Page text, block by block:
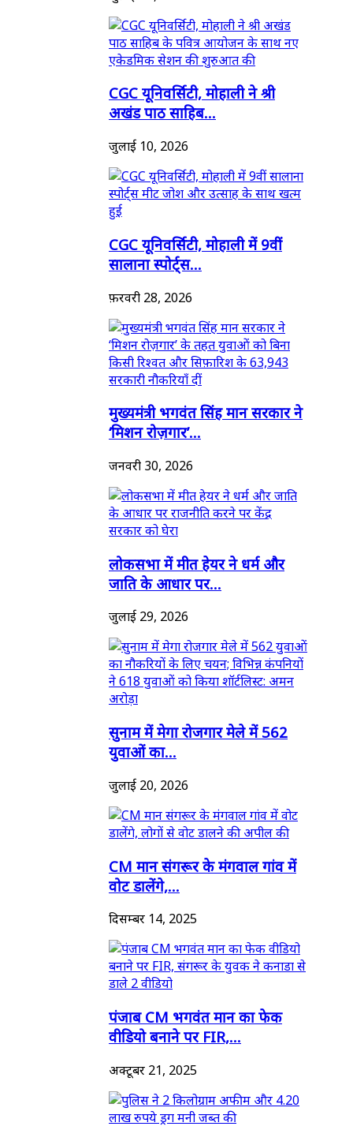
CGC यूनिवर्सिटी, मोहाली ने श्री
अखंड पाठ साहिब...
जुलाई 10, 2026
CGC यूनिवर्सिटी, मोहाली में 9वीं
सालाना स्पोर्ट्स...
फ़रवरी 28, 2026
मुख्यमंत्री भगवंत सिंह मान सरकार ने
‘मिशन रोज़गार’...
जनवरी 30, 2026
लोकसभा में मीत हेयर ने धर्म और
जाति के आधार पर...
जुलाई 29, 2026
सुनाम में मेगा रोजगार मेले में 562
युवाओं का...
जुलाई 20, 2026
CM मान संगरूर के मंगवाल गांव में
वोट डालेंगे,...
दिसम्बर 14, 2025
पंजाब CM भगवंत मान का फेक
वीडियो बनाने पर FIR,...
अक्टूबर 21, 2025